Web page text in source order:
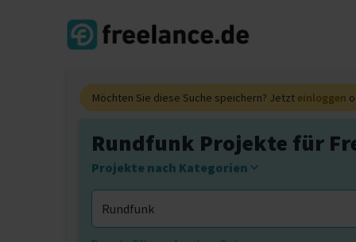
Möchten Sie diese Suche speichern? Jetzt einloggen
Rundfunk Projekte für
Projekte nach Kategorien